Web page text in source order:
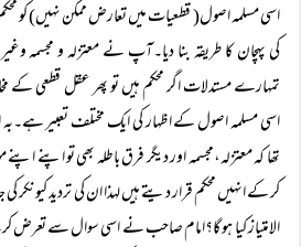
اسی مسلمہ اصول( قطعیات میں تعارض ممکن نہیں) کو محکم
کی پہچان کا طریقہ بنا دیا۔آپ نے معتزلہ و مجسمہ
تمہارے مستدلات اگر محکم ہیں تو پھر عقل قطعی کے
اسی مسلمہ اصول کے اظہار کی ایک مختلف تعبیر
تھا کہ معتزلہ،مجسمہ اور دیگر فرق باطلہ بھی تو اپنے
کر کے انہیں محکم قرار دیتے ہیں لہذا ان کی تردید کیونکر
الامتیاز کیا ہو گا؟امام صاحب نے اسی سوال سے